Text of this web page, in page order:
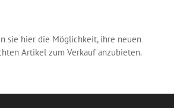
sie hier die Möglichkeit, ihre neuen
Artikel zum Verkauf anzubieten.